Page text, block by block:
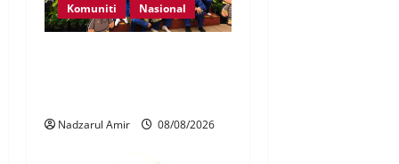
Komuniti Nasional
Nadzarul Amir 08/08/2026